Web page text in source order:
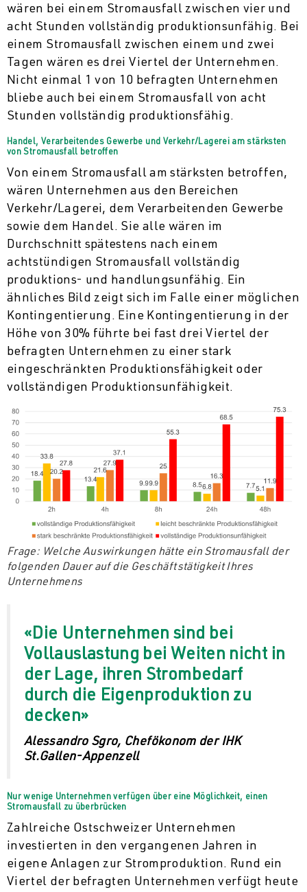
wären bei einem Stromausfall zwischen vier und
acht Stunden vollständig produktionsunfähig. Bei
einem Stromausfall zwischen einem und zwei
Tagen wären es drei Viertel der Unternehmen.
Nicht einmal 1 von 10 befragten Unternehmen
bliebe auch bei einem Stromausfall von acht
Stunden vollständig produktionsfähig.
Handel, Verarbeitendes Gewerbe und Verkehr/Lagerei am stärksten
von Stromausfall betroffen
Von einem Stromausfall am stärksten betroffen,
wären Unternehmen aus den Bereichen
Verkehr/Lagerei, dem Verarbeitenden Gewerbe
sowie dem Handel. Sie alle wären im
Durchschnitt spätestens nach einem
achtstündigen Stromausfall vollständig
produktions- und handlungsunfähig. Ein
ähnliches Bild zeigt sich im Falle einer möglichen
Kontingentierung. Eine Kontingentierung in der
Höhe von 30% führte bei fast drei Viertel der
befragten Unternehmen zu einer stark
eingeschränkten Produktionsfähigkeit oder
vollständigen Produktionsunfähigkeit.
Frage: Welche Auswirkungen hätte ein Stromausfall der
folgenden Dauer auf die Geschäftstätigkeit Ihres
Unternehmens
«Die Unternehmen sind bei
Vollauslastung bei Weiten nicht in
der Lage, ihren Strombedarf
durch die Eigenproduktion zu
decken»
Alessandro Sgro, Chefökonom der IHK
St.Gallen-Appenzell
Nur wenige Unternehmen verfügen über eine Möglichkeit, einen
Stromausfall zu überbrücken
Zahlreiche Ostschweizer Unternehmen
investierten in den vergangenen Jahren in
eigene Anlagen zur Stromproduktion. Rund ein
Viertel der befragten Unternehmen verfügt heute